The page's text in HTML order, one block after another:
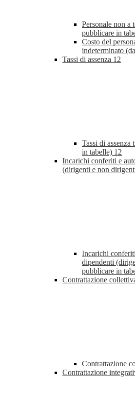
Personale non a
pubblicare in
Costo del
indeterminato
Tassi di assenza 12
Tassi di assenza
in tabelle) 12
Incarichi conferiti e
(dirigenti e non
Incarichi
dipendenti
pubblicare in
Contrattazione
Contrattazione
Contrattazione